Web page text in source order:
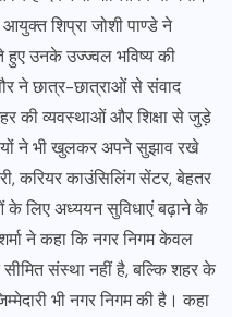
आयुक्त शिप्रा जोशी पाण्डे ने
हुए उनके उज्ज्वल भविष्य की
ने छात्र-छात्राओं से संवाद
की व्यवस्थाओं और शिक्षा से जुड़े
ने भी खुलकर अपने सुझाव रखे
करियर काउंसिलिंग सेंटर, बेहतर
के लिए अध्ययन सुविधाएं बढ़ाने के
ने कहा कि नगर निगम केवल
संस्था नहीं है, बल्कि शहर के
भी नगर निगम की है। कहा